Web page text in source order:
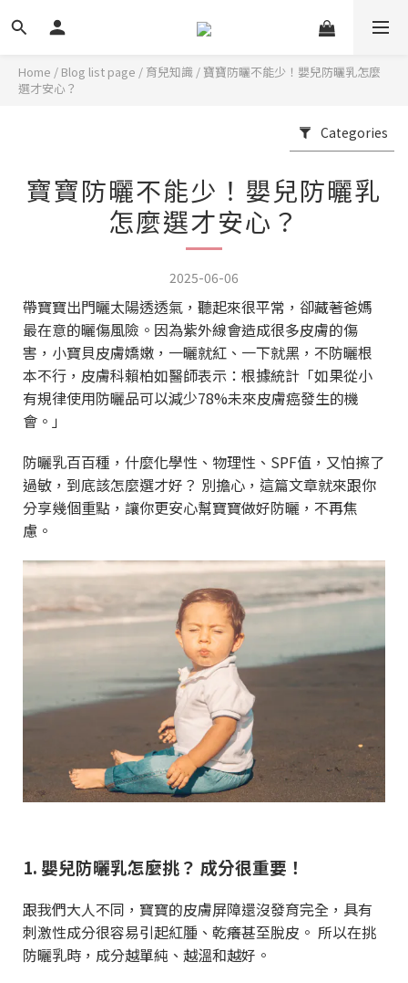
Home / Blog list page / 育兒知識 /寶寶防曬不能少！嬰兒防曬乳怎麼
選才安心？
Categories
寶寶防曬不能少！嬰兒防曬乳
怎麼選才安心？
2025-06-06
帶寶寶出門曬太陽透透氣，聽起來很平常，卻藏著爸媽
最在意的曬傷風險。因為紫外線會造成很多皮膚的傷
害，小寶貝皮膚嬌嫩，一曬就紅、一下就黑，不防曬根
本不行，皮膚科賴柏如醫師表示：根據統計「如果從小
有規律使用防曬品可以減少78%未來皮膚癌發生的機
會。」
防曬乳百百種，什麼化學性、物理性、 SPF值，又怕擦了
過敏，到底該怎麼選才好？ 別擔心，這篇文章就來跟你
分享幾個重點，讓你更安心幫寶寶做好防曬，不再焦
慮。
1. 嬰兒防曬乳怎麼挑？ 成分很重要！
跟我們大人不同，寶寶的皮膚屏障還沒發育完全，具有
刺激性成分很容易引起紅腫、乾癢甚至脫皮。 所以在挑
防曬乳時，成分越單純、越溫和越好。